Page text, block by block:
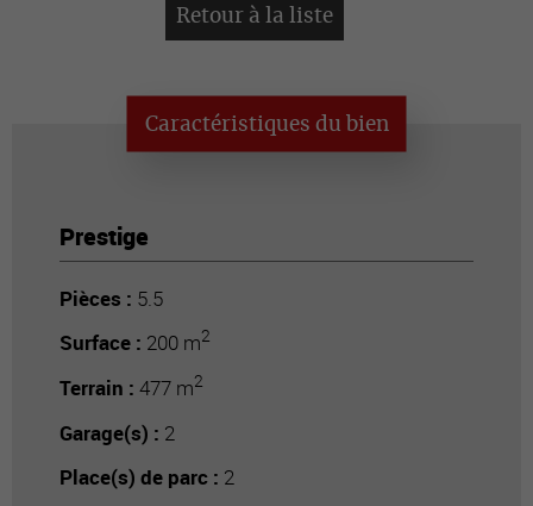
Retour à la liste
Caractéristiques du bien
Prestige
Pièces : 5.5
Surface : 200 m2
Terrain : 477 m2
Garage(s) : 2
Place(s) de parc : 2